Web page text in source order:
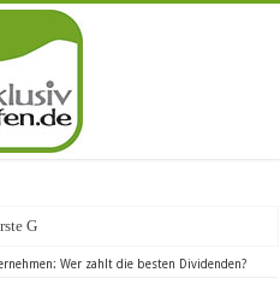
Golf-Community
Wer zahlt die besten Dividenden?